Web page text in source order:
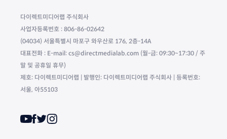
다이렉트미디어랩 주식회사
사업자등록번호 : 806-86-02642
(04034) 서울특별시 마포구 와우산로 176, 2층-14A
대표전화 : E-mail: cs@directmedialab.com (월-금: 09:30~17:30 / 주
말 및 공휴일 휴무)
제호: 다이렉트미디어랩 | 발행인: 다이렉트미디어랩 주식회사 | 등록번호:
서울, 아55103